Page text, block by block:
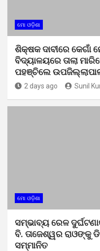
ମୋ ଓଡ଼ିଶା
ଶିକ୍ଷକ ଦାବୀରେ କେଗାଁ
ବିଦ୍ୟାଳୟରେ ତାଲା
ପହଞ୍ଚିଲେ
2 days ago Sunil
ମୋ ଓଡ଼ିଶା
ସମ୍ଭାବ୍ୟ ରେଳ
ବି. ତାଜେଶ୍ୱର
ସମ୍ମାନିତ